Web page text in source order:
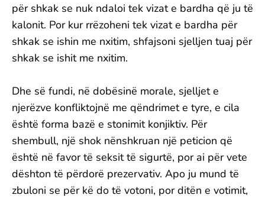
për shkak se nuk ndaloi tek vizat e bardha që ju të
kalonit. Por kur rrëzoheni tek vizat e bardha për
shkak se ishin me nxitim, shfajsoni sjelljen tuaj për
shkak se ishit me nxitim.
Dhe së fundi, në dobësinë morale, sjelljet e
njerëzve konfliktojnë me qëndrimet e tyre, e cila
është forma bazë e stonimit konjiktiv. Për
shembull, një shok nënshkruan një peticion që
është në favor të seksit të sigurtë, por ai për vete
dështon të përdorë prezervativ. Apo ju mund të
zbuloni se për kë do të votoni, por ditën e votimit,